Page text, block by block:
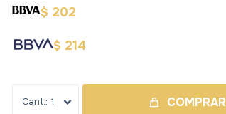
$ 202
$ 214
1 COMPRAR